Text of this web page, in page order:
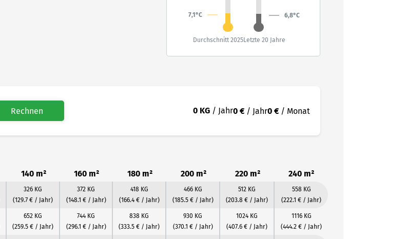
7,1°C 6,8°C
Durchschnitt 2025Letzte 20 Jahre
Rechnen 0 KG / Jahr0 € / Jahr0 € / Monat
140 m² 160 m² 180 m² 200 m² 220 m² 240 m²
326 KG
(129.7 € / Jahr)
372 KG
(148.1 € / Jahr)
418 KG
(166.4 € / Jahr)
466 KG
(185.5 € / Jahr)
512 KG
(203.8 € / Jahr)
558 KG
(222.1 € / Jahr)
652 KG
(259.5 € / Jahr)
744 KG
(296.1 € / Jahr)
838 KG
(333.5 € / Jahr)
930 KG
(370.1 € / Jahr)
1024 KG
(407.6 € / Jahr)
1116 KG
(444.2 € / Jahr)